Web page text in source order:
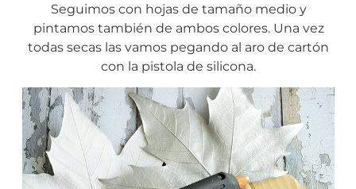
Seguimos con hojas de tamaño medio y
pintamos también de ambos colores. Una vez
todas secas las vamos pegando al aro de cartón
con la pistola de silicona.